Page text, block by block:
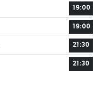
19:00
19:00
21:30
21:30